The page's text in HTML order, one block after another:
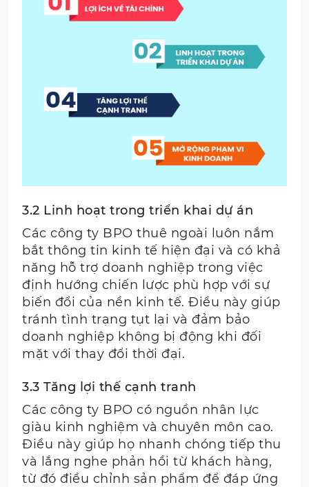
3.2 Linh hoạt trong triển khai dự án
Các công ty BPO thuê ngoài luôn nắm
bắt thông tin kinh tế hiện đại và có khả
năng hỗ trợ doanh nghiệp trong việc
định hướng chiến lược phù hợp với sự
biến đổi của nền kinh tế. Điều này giúp
tránh tình trạng tụt lại và đảm bảo
doanh nghiệp không bị động khi đối
mặt với thay đổi thời đại.
3.3 Tăng lợi thế cạnh tranh
Các công ty BPO có nguồn nhân lực
giàu kinh nghiệm và chuyên môn cao.
Điều này giúp họ nhanh chóng tiếp thu
và lắng nghe phản hồi từ khách hàng,
từ đó điều chỉnh sản phẩm để đáp ứng